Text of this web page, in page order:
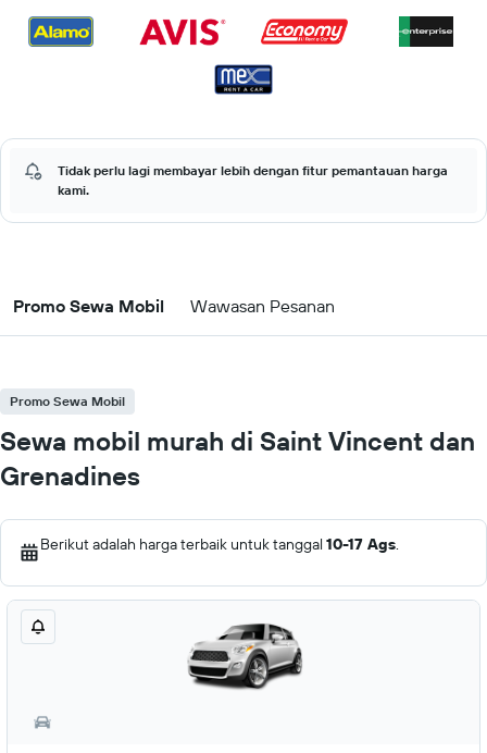
Tidak perlu lagi membayar lebih dengan fitur pemantauan harga
kami.
Promo Sewa Mobil Wawasan Pesanan
Promo Sewa Mobil
Sewa mobil murah di Saint Vincent dan
Grenadines
Berikut adalah harga terbaik untuk tanggal 10-17 Ags.